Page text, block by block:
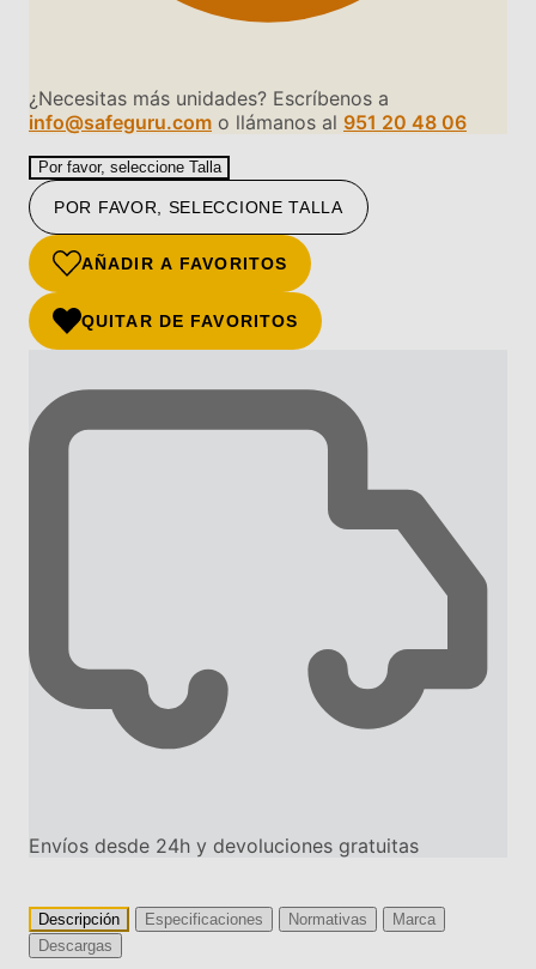
¿Necesitas más unidades? Escríbenos a
info@safeguru.com o llámanos al 951 20 48 06
Por favor, seleccione Talla
POR FAVOR, SELECCIONE TALLA
AÑADIR A FAVORITOS
QUITAR DE FAVORITOS
Envíos desde 24h y devoluciones gratuitas
Descripción Especificaciones Normativas
Marca
Descargas